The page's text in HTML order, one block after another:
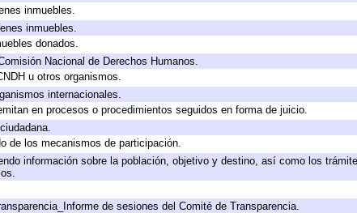
inmuebles.
inmuebles.
donados.
Nacional de Derechos Humanos.
u otros organismos.
internacionales.
en procesos o procedimientos seguidos en forma de juicio.
de los mecanismos de participación.
información sobre la población, objetivo y destino, así como los
de sesiones del Comité de Transparencia.